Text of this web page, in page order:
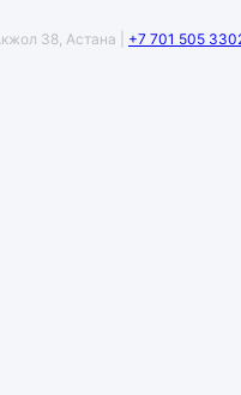
38, Астана | +7 701 505